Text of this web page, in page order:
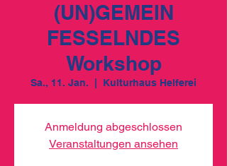
(UN)GEMEIN
FESSELNDES
Workshop
Sa., 11. Jan. Kulturhaus Helferei
Anmeldung abgeschlossen
Veranstaltungen ansehen